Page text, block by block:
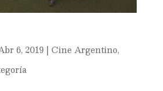
6, 2019 | Cine Argentino,